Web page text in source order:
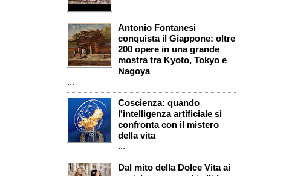
Antonio Fontanesi
conquista il Giappone: oltre
200 opere in una grande
mostra tra Kyoto, Tokyo e
Nagoya
...
Coscienza: quando
l'intelligenza artificiale si
confronta con il mistero
della vita
...
Dal mito della Dolce Vita ai